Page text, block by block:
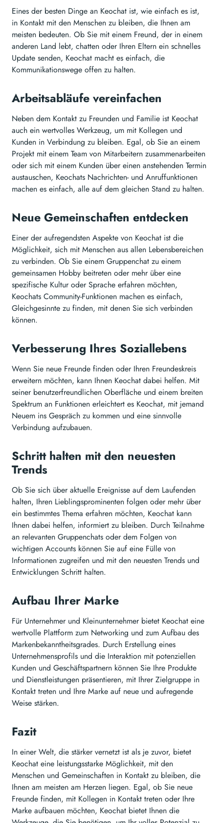
Eines der besten Dinge an Keochat ist, wie einfach es ist,
in Kontakt mit den Menschen zu bleiben, die Ihnen am
meisten bedeuten. Ob Sie mit einem Freund, der in einem
anderen Land lebt, chatten oder Ihren Eltern ein schnelles
Update senden, Keochat macht es einfach, die
Kommunikationswege offen zu halten.
Arbeitsabläufe vereinfachen
Neben dem Kontakt zu Freunden und Familie ist Keochat
auch ein wertvolles Werkzeug, um mit Kollegen und
Kunden in Verbindung zu bleiben. Egal, ob Sie an einem
Projekt mit einem Team von Mitarbeitern zusammenarbeiten
oder sich mit einem Kunden über einen anstehenden Termin
austauschen, Keochats Nachrichten- und Anruffunktionen
machen es einfach, alle auf dem gleichen Stand zu halten.
Neue Gemeinschaften entdecken
Einer der aufregendsten Aspekte von Keochat ist die
Möglichkeit, sich mit Menschen aus allen Lebensbereichen
zu verbinden. Ob Sie einem Gruppenchat zu einem
gemeinsamen Hobby beitreten oder mehr über eine
spezifische Kultur oder Sprache erfahren möchten,
Keochats Community-Funktionen machen es einfach,
Gleichgesinnte zu finden, mit denen Sie sich verbinden
können.
Verbesserung Ihres Soziallebens
Wenn Sie neue Freunde finden oder Ihren Freundeskreis
erweitern möchten, kann Ihnen Keochat dabei helfen. Mit
seiner benutzerfreundlichen Oberfläche und einem breiten
Spektrum an Funktionen erleichtert es Keochat, mit jemand
Neuem ins Gespräch zu kommen und eine sinnvolle
Verbindung aufzubauen.
Schritt halten mit den neuesten
Trends
Ob Sie sich über aktuelle Ereignisse auf dem Laufenden
halten, Ihren Lieblingsprominenten folgen oder mehr über
ein bestimmtes Thema erfahren möchten, Keochat kann
Ihnen dabei helfen, informiert zu bleiben. Durch Teilnahme
an relevanten Gruppenchats oder dem Folgen von
wichtigen Accounts können Sie auf eine Fülle von
Informationen zugreifen und mit den neuesten Trends und
Entwicklungen Schritt halten.
Aufbau Ihrer Marke
Für Unternehmer und Kleinunternehmer bietet Keochat eine
wertvolle Plattform zum Networking und zum Aufbau des
Markenbekanntheitsgrades. Durch Erstellung eines
Unternehmensprofils und die Interaktion mit potenziellen
Kunden und Geschäftspartnern können Sie Ihre Produkte
und Dienstleistungen präsentieren, mit Ihrer Zielgruppe in
Kontakt treten und Ihre Marke auf neue und aufregende
Weise stärken.
Fazit
In einer Welt, die stärker vernetzt ist als je zuvor, bietet
Keochat eine leistungsstarke Möglichkeit, mit den
Menschen und Gemeinschaften in Kontakt zu bleiben, die
Ihnen am meisten am Herzen liegen. Egal, ob Sie neue
Freunde finden, mit Kollegen in Kontakt treten oder Ihre
Marke aufbauen möchten, Keochat bietet Ihnen die